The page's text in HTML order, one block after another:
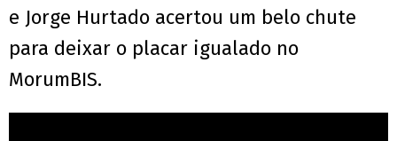
e Jorge Hurtado acertou um belo chute
para deixar o placar igualado no
MorumBIS.